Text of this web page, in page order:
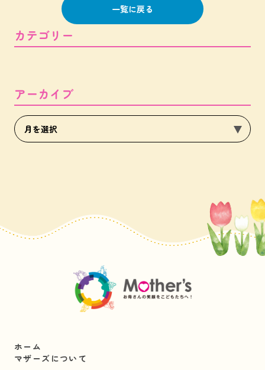
一覧に戻る
カテゴリー
アーカイブ
ホーム
マザーズについて